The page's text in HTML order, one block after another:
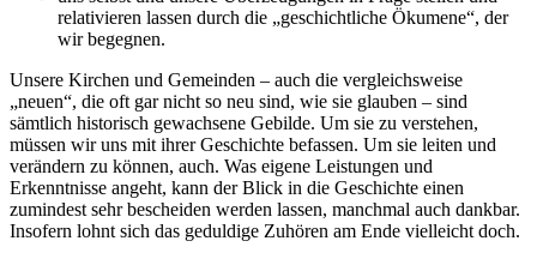
relativieren lassen durch die „geschichtliche Ökumene“, der
wir begegnen.
Unsere Kirchen und Gemeinden – auch die vergleichsweise
„neuen“, die oft gar nicht so neu sind, wie sie glauben – sind
sämtlich historisch gewachsene Gebilde. Um sie zu verstehen,
müssen wir uns mit ihrer Geschichte befassen. Um sie leiten und
verändern zu können, auch. Was eigene Leistungen und
Erkenntnisse angeht, kann der Blick in die Geschichte einen
zumindest sehr bescheiden werden lassen, manchmal auch dankbar.
Insofern lohnt sich das geduldige Zuhören am Ende vielleicht doch.